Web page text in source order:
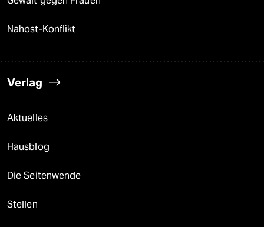
Nahost-Konflikt
Verlag
Aktuelles
Hausblog
Die Seitenwende
Stellen